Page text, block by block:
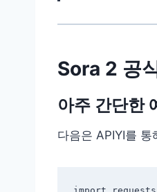
Sora 2 공
아주 간단한
다음은 APIYI를